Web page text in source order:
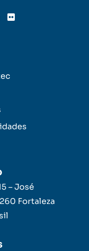
– José
Fortaleza